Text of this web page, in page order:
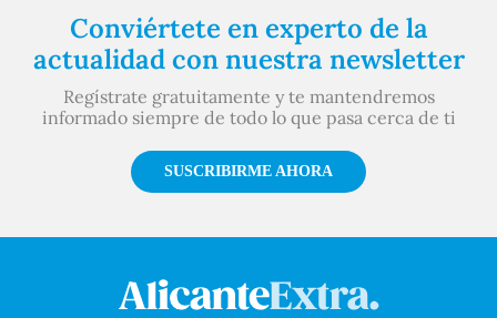
Conviértete en experto de la
actualidad con nuestra newsletter
Regístrate gratuitamente y te mantendremos
informado siempre de todo lo que pasa cerca de ti
SUSCRIBIRME AHORA